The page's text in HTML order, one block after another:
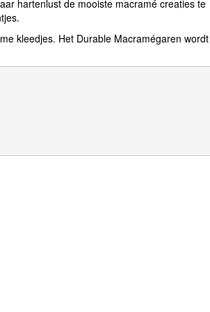
hartenlust de mooiste macramé creaties te
kleedjes. Het Durable Macramégaren wordt